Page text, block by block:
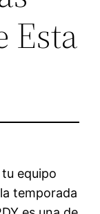
Esta
equipo
temporada